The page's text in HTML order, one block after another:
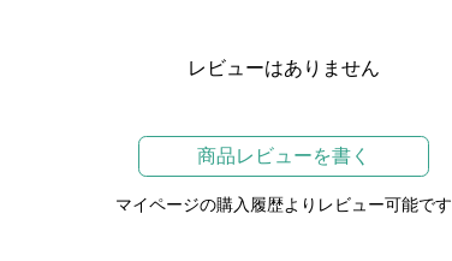
レビューはありません
商品レビューを書く
マイページの購入履歴よりレビュー可能です